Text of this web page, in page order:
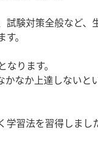
験対策全般など、
。
ります。
なか上達しないと
習法を習得しまし